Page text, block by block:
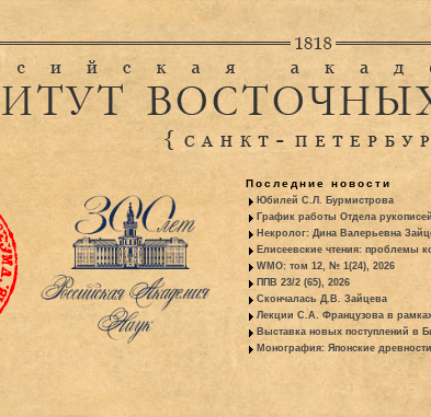
Последние новости
Юбилей С.Л. Бурмистрова
График работы Отдела
Некролог: Дина Валерьевна
Елисеевские чтения: проблемы
WMO: том 12, № 1(24), 2026
ППВ 23/2 (65), 2026
Скончалась Д.В. Зайцева
Лекции С.А. Французова в
Выставка новых поступлений в
Монография: Японские